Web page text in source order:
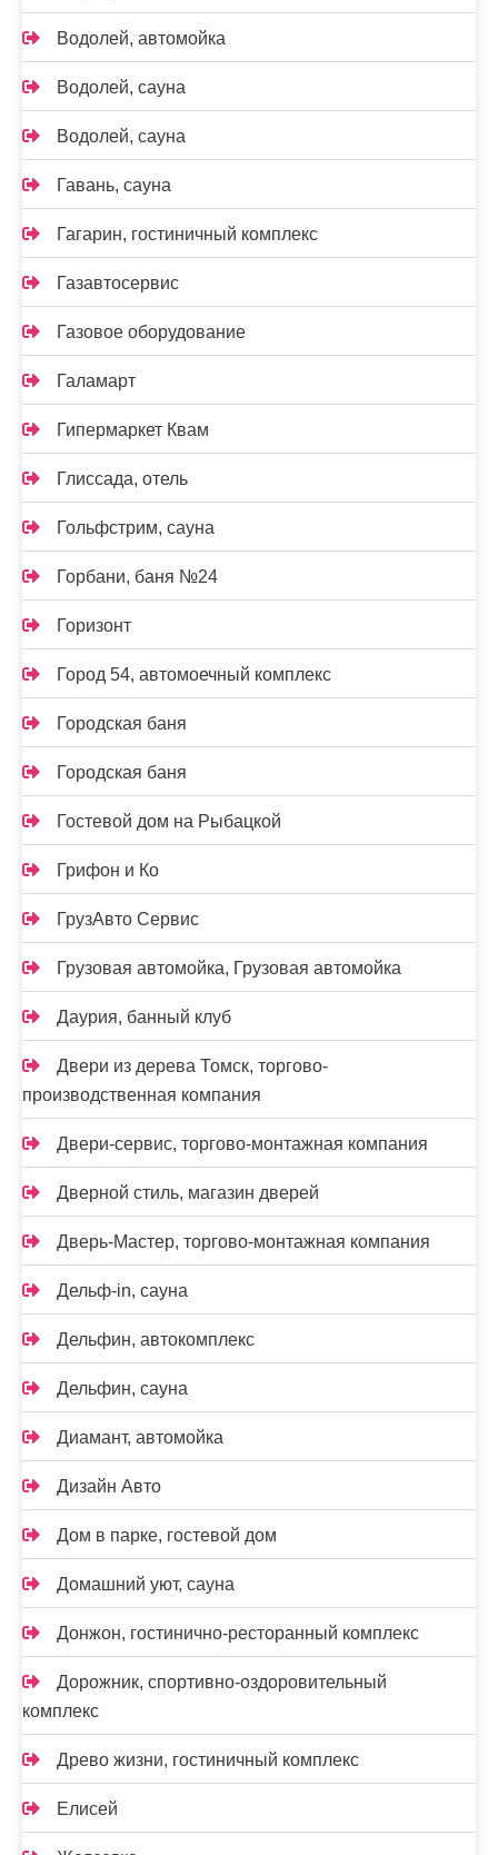
Водолей, автомойка
Водолей, сауна
Водолей, сауна
Гавань, сауна
Гагарин, гостиничный комплекс
Газавтосервис
Газовое оборудование
Галамарт
Гипермаркет Квам
Глиссада, отель
Гольфстрим, сауна
Горбани, баня №24
Горизонт
Город 54, автомоечный комплекс
Городская баня
Городская баня
Гостевой дом на Рыбацкой
Грифон и Ко
ГрузАвто Сервис
Грузовая автомойка, Грузовая автомойка
Даурия, банный клуб
Двери из дерева Томск, торгово-
производственная компания
Двери-сервис, торгово-монтажная компания
Дверной стиль, магазин дверей
Дверь-Мастер, торгово-монтажная компания
Дельф-in, сауна
Дельфин, автокомплекс
Дельфин, сауна
Диамант, автомойка
Дизайн Авто
Дом в парке, гостевой дом
Домашний уют, сауна
Донжон, гостинично-ресторанный комплекс
Дорожник, спортивно-оздоровительный
комплекс
Древо жизни, гостиничный комплекс
Елисей